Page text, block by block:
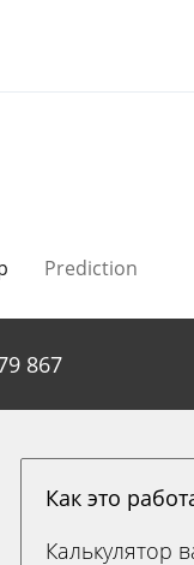
Prediction
867
Как это
Калькулятор